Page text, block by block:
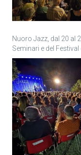
Nuoro Jazz, dal 20 al
Seminari e del